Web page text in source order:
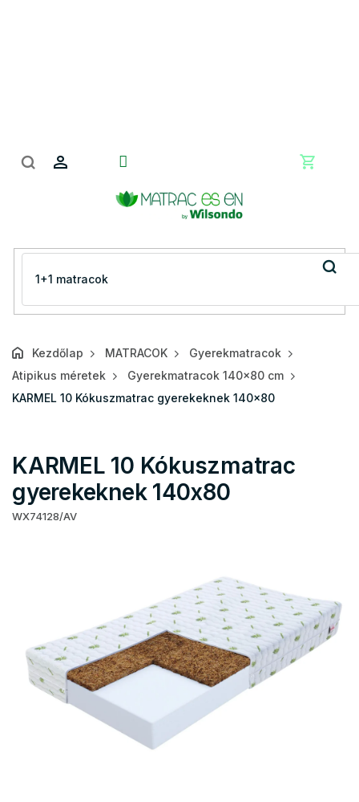
Kosár
Kezdőlap MATRACOK
Gyerekmatracok
Atipikus méretek
Gyerekmatracok 140x80 cm
KARMEL 10 Kókuszmatrac gyerekeknek 140x80
KARMEL 10 Kókuszmatrac
gyerekeknek 140x80
WX74128/AV